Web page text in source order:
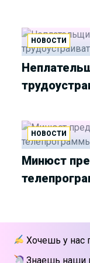
НОВОСТИ
НОВОСТИ
Минюст
Хочешь у нас
Знаешь наши